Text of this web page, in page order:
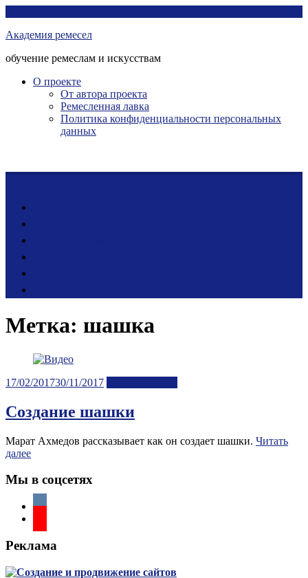
контенту
Академия ремесел
обучение ремеслам и искусствам
О проекте
От автора проекта
Ремесленная лавка
Политика конфиденциальности персональных
данных
Метка: шашка
Posted
17/02/201730/11/2017
Создание шашки
Марат Ахмедов рассказывает как он создает шашки. Читать
далее
Мы в соцсетях
Реклама